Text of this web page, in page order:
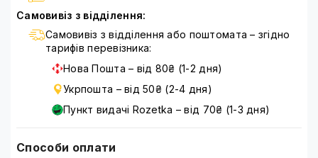
Самовивіз з відділення:
Самовивіз з відділення або поштомата – згідно
тарифів перевізника:
Нова Пошта – від 80₴ (1-2 дня)
Укрпошта – від 50₴ (2-4 дня)
Пункт видачі Rozetka – від 70₴ (1-3 дня)
Способи оплати